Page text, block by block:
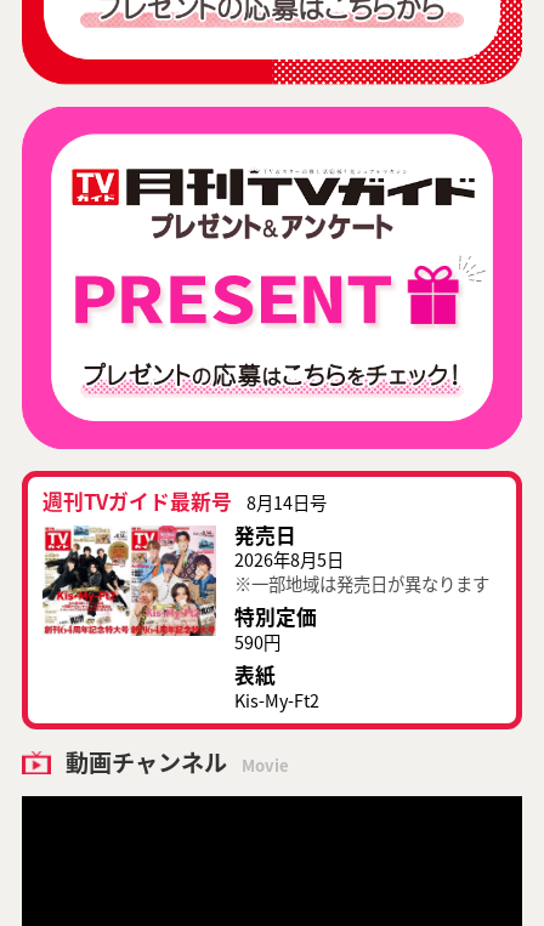
週刊TVガイド最新号 8月14日号
発売日
2026年8月5日
※一部地域は発売日が異なります
特別定価
590円
表紙
Kis-My-Ft2
動画チャンネル Movie